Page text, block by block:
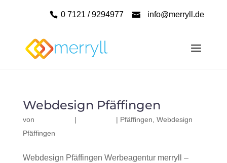
0 7121 / 9294977 info@merryll.de
Webdesign Pfäffingen
von | | Pfäffingen Webdesign
Pfäffingen
Webdesign Pfäffingen Werbeagentur merryll –